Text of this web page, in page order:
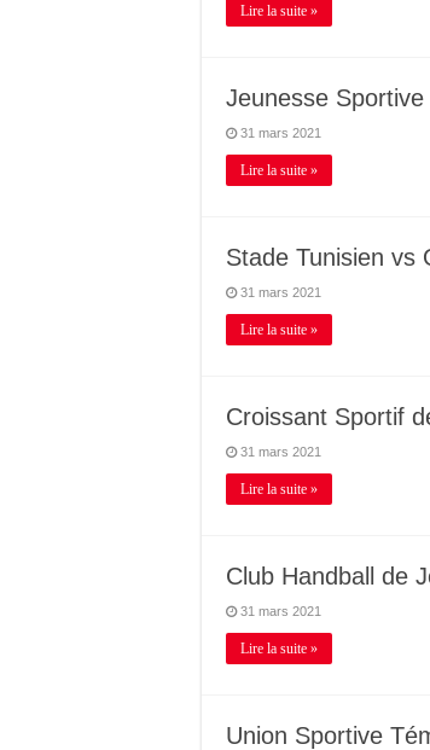
Lire la suite »
Jeunesse
31 mars 2021
Lire la suite »
Stade Tunisien vs
31 mars 2021
Lire la suite »
Croissant Sportif
31 mars 2021
Lire la suite »
Club Handball de
31 mars 2021
Lire la suite »
Union Sportive